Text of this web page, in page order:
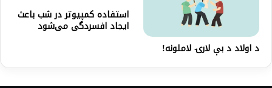
د اولاد د بې لارۍ لاملونه!
استفاده کمپیوتر در شب باعث
ایجاد افسردگی می‌شود